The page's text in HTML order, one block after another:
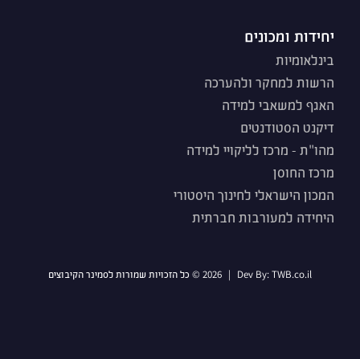
יחידות ומכונים
בינלאומיות
הרשות למחקר ולהערכה
האגף למשאבי למידה
דיקנט הסטודנטים
מהו"ת - מרכז לליקויי למידה
מרכז החוסן
המכון הישראלי לחינוך היסטורי
היחידה למעורבות חברתית
Dev By:TWB.co.il
| 2026 © כל הזכויות שמורות לסמינר הקיבוצים